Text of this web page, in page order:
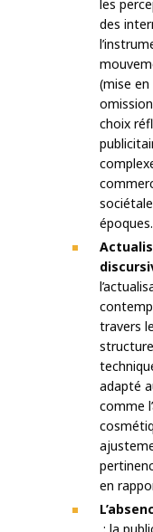
les
des
(mise
choix
époques.
travers
adapté
comme
en